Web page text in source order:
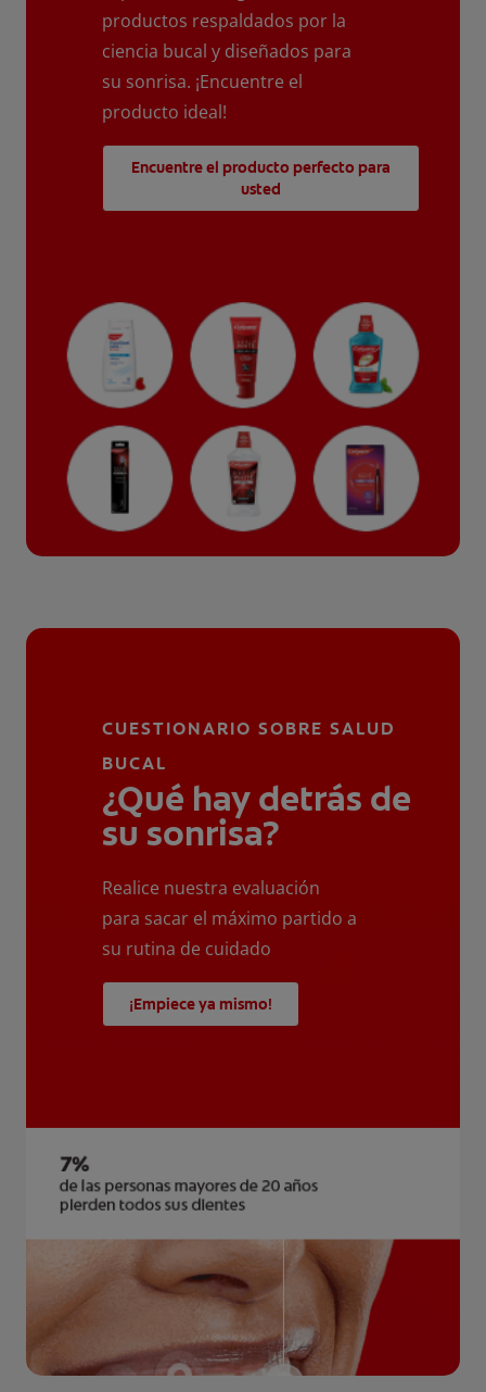
productos respaldados por la
ciencia bucal y diseñados para
su sonrisa. ¡Encuentre el
producto ideal!
Encuentre el producto perfecto para
usted
CUESTIONARIO SOBRE SALUD
BUCAL
¿Qué hay detrás de
su sonrisa?
Realice nuestra evaluación
para sacar el máximo partido a
su rutina de cuidado
¡Empiece ya mismo!